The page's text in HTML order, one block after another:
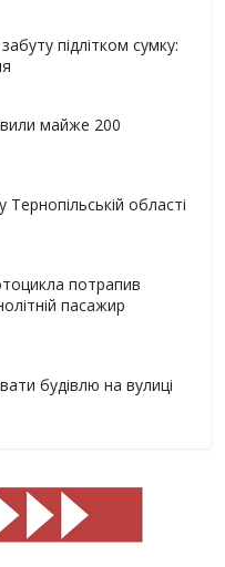
підлітком сумку:
майже 200
Тернопільській області
потрапив
пасажир
будівлю на вулиці